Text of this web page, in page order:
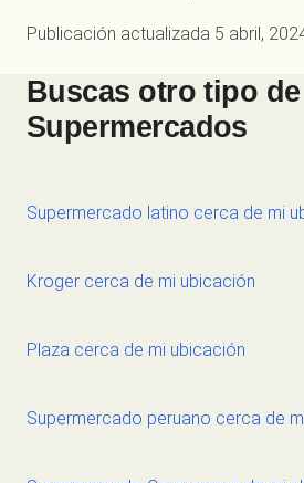
Publicación actualizada 5 abril,
Buscas otro tipo de
Supermercados
Supermercado latino cerca de mi
Kroger cerca de mi ubicación
Plaza cerca de mi ubicación
Supermercado peruano cerca de